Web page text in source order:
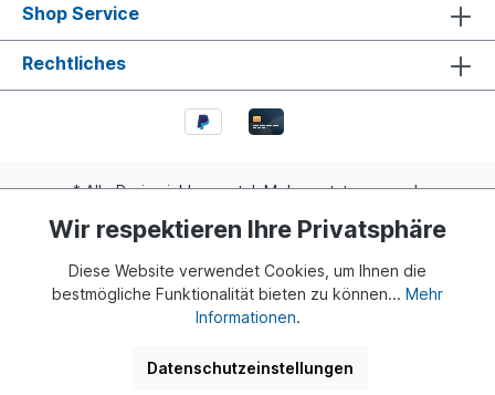
Shop Service
Rechtliches
* Alle Preise inkl. gesetzl. Mehrwertsteuer zzgl.
anders angegeben.
Realisiert mit Shopware
© 2024 Buddy Bär Berlin GmbH | Eine Initiative von Dr. Klaus
Wir respektieren Ihre Privatsphäre
Diese Website verwendet Cookies, um Ihnen die
bestmögliche Funktionalität bieten zu können... Mehr
Informationen.
Datenschutzeinstellungen